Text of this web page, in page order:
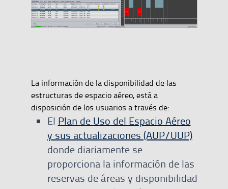
La información de la disponibilidad de las
estructuras de espacio aéreo, está a
disposición de los usuarios a través de:
El Plan de Uso del Espacio Aéreo
y sus actualizaciones (AUP/UUP)
donde diariamente se
proporciona la información de las
reservas de áreas y disponibilidad